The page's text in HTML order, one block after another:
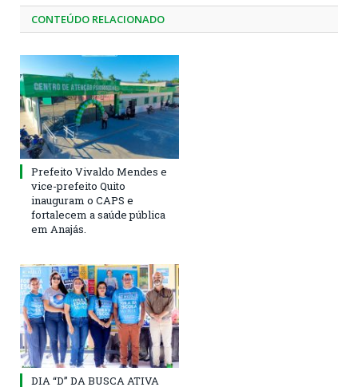
CONTEÚDO RELACIONADO
Prefeito Vivaldo Mendes e
vice-prefeito Quito
inauguram o CAPS e
fortalecem a saúde pública
em Anajás.
DIA “D” DA BUSCA ATIVA